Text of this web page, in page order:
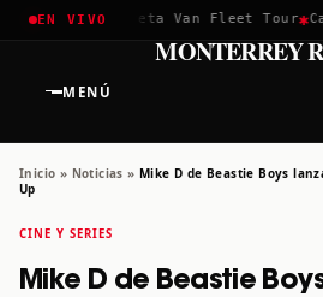
EN VIVO
2026 ✱Greta Van Fleet Tour✱
MENÚ
MONTERREY
Inicio » Noticias » Mike D de Beastie Boys
Up
CINE Y SERIES
Mike D de Beastie